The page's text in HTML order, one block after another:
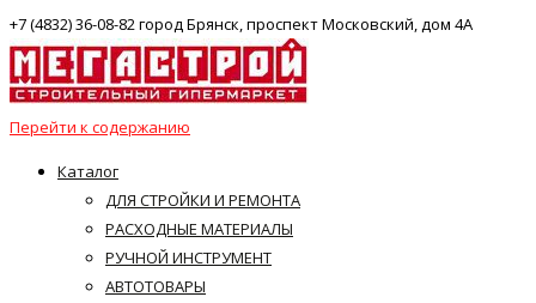
+7 (4832) 36-08-82 город Брянск, проспект Московский, дом 4А
Перейти к содержанию
Каталог
ДЛЯ СТРОЙКИ И РЕМОНТА
РАСХОДНЫЕ МАТЕРИАЛЫ
РУЧНОЙ ИНСТРУМЕНТ
АВТОТОВАРЫ